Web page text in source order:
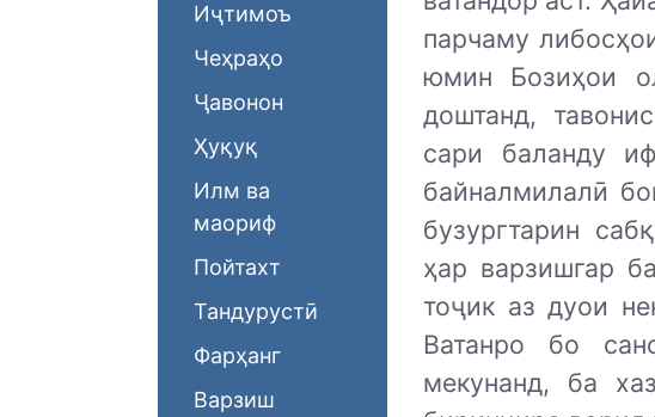
Иҷтимоъ
Чеҳраҳо
Ҷавонон
Ҳуқуқ
Илм ва
маориф
Пойтахт
Тандурустӣ
Фарҳанг
Варзиш
парчаму
юмин Бозиҳои
доштанд,
сари баланду
байналмилалӣ
бузургтарин
ҳар варзишгар
тоҷик аз дуои
Ватанро бо
мекунанд, ба